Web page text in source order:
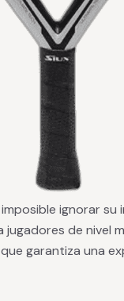
imposible ignorar
de nivel
garantiza una